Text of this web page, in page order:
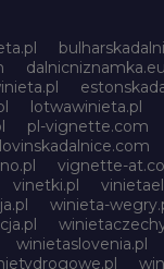
dalnicniznamka.eu
lotwawinieta.pl
pl-vignette.com
vignette-
vinetki.pl
winieta-
winietaslovenia.pl